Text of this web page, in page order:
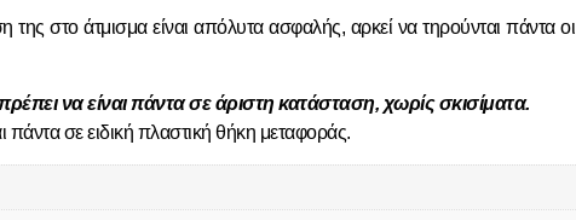
της στο άτμισμα είναι απόλυτα ασφαλής, αρκεί να τηρούνται πάντα οι
να είναι πάντα σε άριστη κατάσταση, χωρίς σκισίματα.
σε ειδική πλαστική θήκη μεταφοράς.